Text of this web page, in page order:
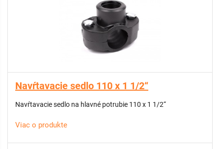
Navŕtavacie sedlo 110 x 1 1/2“
Navŕtavacie sedlo na hlavné potrubie 110 x 1 1/2“
Viac o produkte